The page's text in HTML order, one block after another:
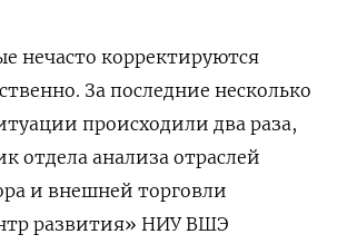
нечасто корректируются
За последние несколько
происходили два раза,
отдела анализа отраслей
и внешней торговли
развития» НИУ ВШЭ